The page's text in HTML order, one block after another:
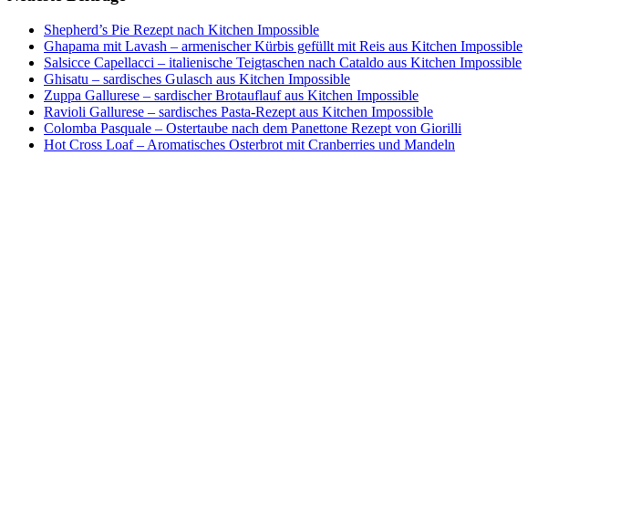
Shepherd’s Pie Rezept nach Kitchen Impossible
Ghapama mit Lavash – armenischer Kürbis gefüllt mit Reis aus Kitchen Impossible
Salsicce Capellacci – italienische Teigtaschen nach Cataldo aus Kitchen Impossible
Ghisatu – sardisches Gulasch aus Kitchen Impossible
Zuppa Gallurese – sardischer Brotauflauf aus Kitchen Impossible
Ravioli Gallurese – sardisches Pasta-Rezept aus Kitchen Impossible
Colomba Pasquale – Ostertaube nach dem Panettone Rezept von Giorilli
Hot Cross Loaf – Aromatisches Osterbrot mit Cranberries und Mandeln